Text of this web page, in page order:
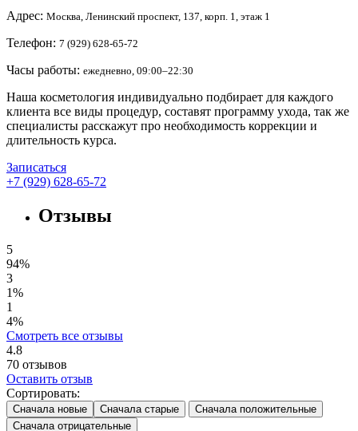
Адрес: Москва, Ленинский проспект, 137, корп. 1, этаж 1
Телефон: 7 (929) 628-65-72
Часы работы: ежедневно, 09:00–22:30
Наша косметология индивидуально подбирает для каждого
клиента все виды процедур, составят программу ухода, так же
специалисты расскажут про необходимость коррекции и
длительность курса.
Записаться
+7 (929) 628-65-72
Отзывы
5
94%
3
1%
1
4%
Смотреть все отзывы
4.8
70 отзывов
Оставить отзыв
Сортировать:
Сначала новые Сначала старые
Сначала положительные
Сначала отрицательные